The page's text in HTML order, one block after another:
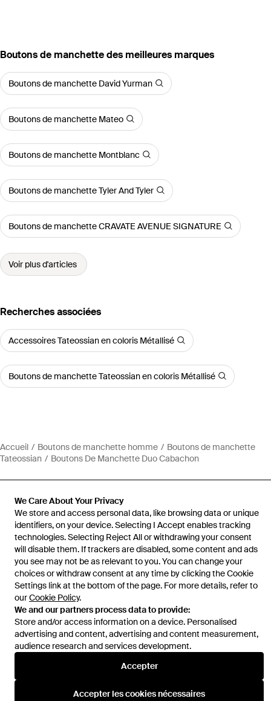
We Care About Your Privacy
We store and access personal data, like browsing data or unique
identifiers, on your device. Selecting I Accept enables tracking
technologies. Selecting Reject All or withdrawing your consent
will disable them. If trackers are disabled, some content and ads
you see may not be as relevant to you. You can change your
choices or withdraw consent at any time by clicking the Cookie
Settings link at the bottom of the page. For more details, refer to
ourCookie Policy.
We and our partners process data to provide:
Store and/or access information on a device. Personalised
advertising and content, advertising and content measurement,
audience research and services development.
Accepter
Accepter les cookies nécessaires
‪Boutons de manchette‬ des meilleures marques
Boutons de manchette David Yurman
Boutons de manchette Mateo
Boutons de manchette Montblanc
Boutons de manchette Tyler And Tyler
Boutons de manchette CRAVATE AVENUE SIGNATURE
Voir plus d'articles
Recherches associées
Accessoires Tateossian en coloris Métallisé
Boutons de manchette Tateossian en coloris Métallisé
Accueil Boutons de manchette homme
Boutons de manchette
Tateossian
Boutons De Manchette Duo Cabachon
Aide et infos